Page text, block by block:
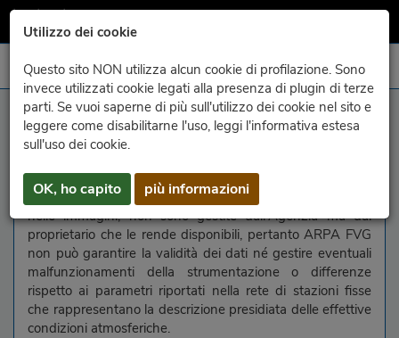
Utilizzo dei cookie
Questo sito NON utilizza alcun cookie di profilazione. Sono
invece utilizzati cookie legati alla presenza di plugin di terze
parti. Se vuoi saperne di più sull'utilizzo dei cookie nel sito e
leggere come disabilitarne l'uso, leggi l'informativa estesa
sull'uso dei cookie.
OK, ho capito più informazioni
informazioni
webcam liberamente disponibili in rete. Le webcam, come
le informazioni relative ai parametri meteorologici riportati
nelle immagini, non sono gestite dall'Agenzia ma dal
proprietario che le rende disponibili, pertanto ARPA FVG
non può garantire la validità dei dati né gestire eventuali
malfunzionamenti della strumentazione o differenze
rispetto ai parametri riportati nella rete di stazioni fisse
che rappresentano la descrizione presidiata delle effettive
condizioni atmosferiche.